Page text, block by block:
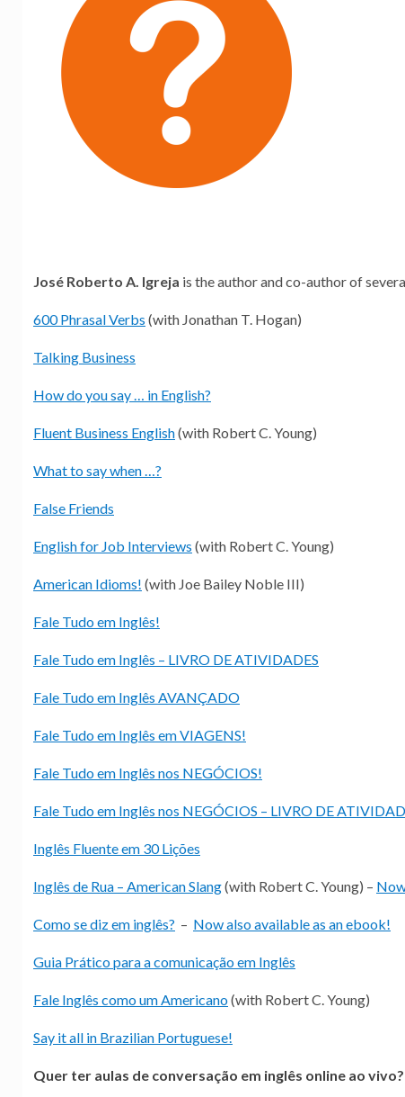
José Roberto A. Igreja is the author and co-author of
600 Phrasal Verbs (with Jonathan T. Hogan)
Talking Business
How do you say … in English?
Fluent Business English(with Robert C. Young)
What to say when …?
False Friends
English for Job Interviews (with Robert C. Young)
American Idioms! (with Joe Bailey Noble III)
Fale Tudo em Inglês!
Fale Tudo em Inglês – LIVRO DE ATIVIDADES
Fale Tudo em Inglês AVANÇADO
Fale Tudo em Inglês em VIAGENS!
Fale Tudo em Inglês nos NEGÓCIOS!
Fale Tudo em Inglês nos NEGÓCIOS – LIVRO DE
Inglês Fluente em 30 Lições
Inglês de Rua – American Slang(with Robert C. Young) –
Como se diz em inglês? – Now also available as an ebook!
Guia Prático para a comunicação em Inglês
Fale Inglês como um Americano(with Robert C. Young)
Say it all in Brazilian Portuguese!
Quer ter aulas de conversação em inglês online ao